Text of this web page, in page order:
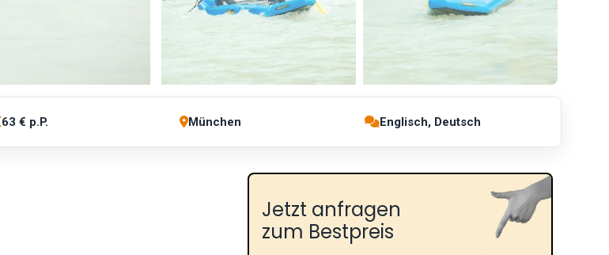
63 € p.P. München Englisch, Deutsch
Jetzt anfragen
zum Bestpreis